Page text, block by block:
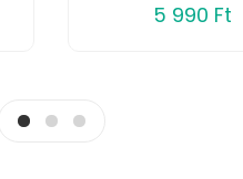
5 990 Ft